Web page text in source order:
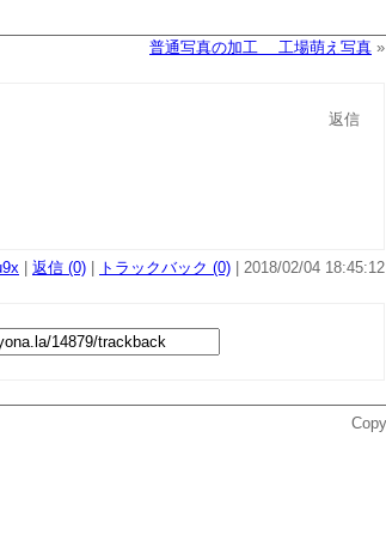
普通写真の加工 工場萌え写真 »
返信
返信 (0) トラックバック (0) | 2018/02/04 18:45:12